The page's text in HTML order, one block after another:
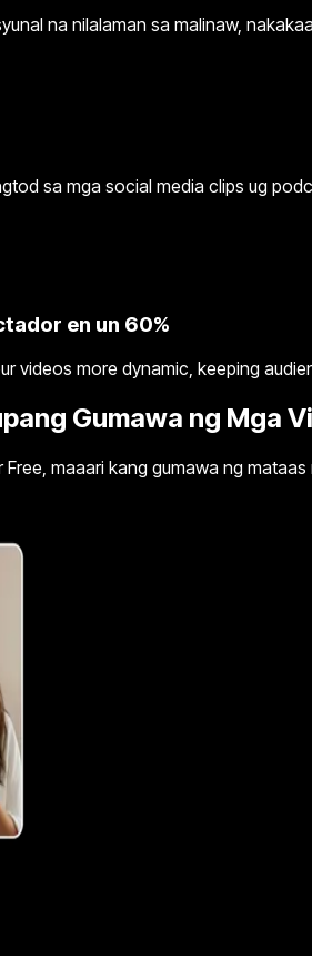
na nilalaman sa malinaw,
sa mga social media clips ug
en un 60%
videos more dynamic, keeping
Gumawa ng Mga
maaari kang gumawa ng